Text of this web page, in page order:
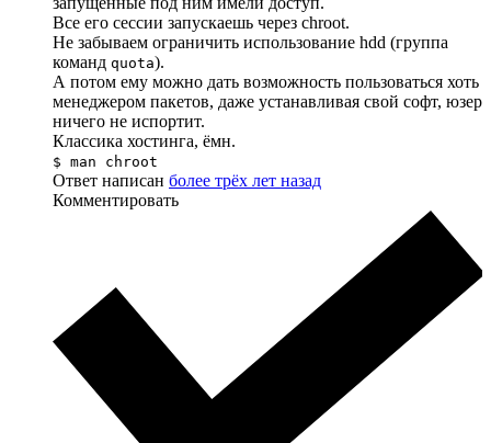
Все его сессии запускаешь через chroot.
Не забываем ограничить использование hdd (группа
команд quota).
А потом ему можно дать возможность пользоваться хоть
менеджером пакетов, даже устанавливая свой софт, юзер
ничего не испортит.
Классика хостинга, ёмн.
$ man chroot
Ответ написан более трёх лет назад
Комментировать